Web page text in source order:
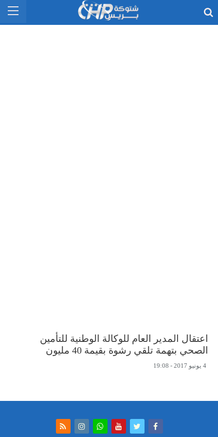
اعتقال المدير العام للوكالة الوطنية للتأمين
الصحي بتهمة تلقي رشوة بقيمة 40 مليون
4 يونيو 2017 - 19:08